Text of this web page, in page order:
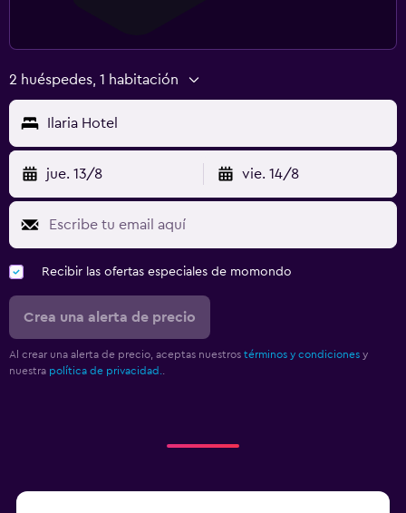
2 huéspedes, 1 habitación
Ilaria Hotel
jue. 13/8 vie. 14/8
Recibir las ofertas especiales de momondo
Crea una alerta de precio
Al crear una alerta de precio, aceptas nuestros términos y condiciones y
nuestra política de privacidad.